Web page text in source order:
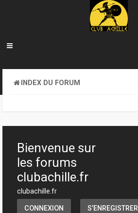
INDEX DU FORUM
Bienvenue sur
les forums
clubachille.fr
clubachille.fr
CONNEXION S’ENREGISTRER